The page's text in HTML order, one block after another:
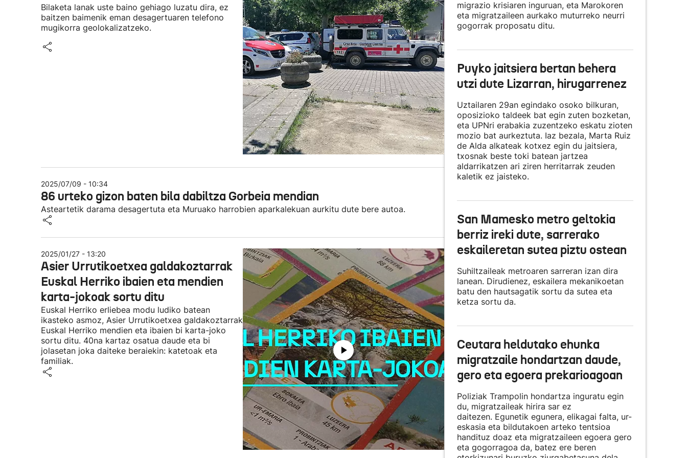
Bilaketa lanak uste baino gehiago luzatu dira, ez
baitzen baimenik eman desagertuaren telefono
mugikorra geolokalizatzeko.
2025/07/09 - 10:34
86 urteko gizon baten bila dabiltza Gorbeia mendian
Asteartetik darama desagertuta eta Muruako harrobien aparkalekuan aurkitu dute bere autoa.
2025/01/27 - 13:20
Asier Urrutikoetxea galdakoztarrak
Euskal Herriko ibaien eta mendien
karta-jokoak sortu ditu
Euskal Herriko erliebea modu ludiko batean
ikasteko asmoz, Asier Urrutikoetxea galdakoztarrak
Euskal Herriko mendien eta ibaien bi karta-joko
sortu ditu. 40na kartaz osatua daude eta bi
jolasetan joka daiteke beraiekin: katetoak eta
familiak.
migrazio krisiaren inguruan, eta Marokoren
eta migratzaileen aurkako muturreko neurri
gogorrak proposatu ditu.
Puyko jaitsiera bertan behera
utzi dute Lizarran, hirugarrenez
Uztailaren 29an egindako osoko bilkuran,
oposizioko taldeek bat egin zuten bozketan,
eta UPNri erabakia zuzentzeko eskatu zioten
mozio bat aurkeztuta. Iaz bezala, Marta Ruiz
de Alda alkateak kotxez egin du jaitsiera,
txosnak beste toki batean jartzea
aldarrikatzen ari ziren herritarrak zeuden
kaletik ez jaisteko.
San Mamesko metro geltokia
berriz ireki dute, sarrerako
eskaileretan sutea piztu ostean
Suhiltzaileak metroaren sarreran izan dira
lanean. Dirudienez, eskailera mekanikoetan
batu den hautsagatik sortu da sutea eta
ketza sortu da.
Ceutara heldutako ehunka
migratzaile hondartzan daude,
gero eta egoera prekarioagoan
Poliziak Trampolin hondartza inguratu egin
du, migratzaileak hirira sar ez
daitezen. Egunetik egunera, elikagai falta, ur-
eskasia eta bildutakoen arteko tentsioa
handituz doaz eta migratzaileen egoera gero
eta gogorragoa da, batez ere beren